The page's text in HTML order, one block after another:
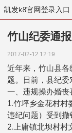
凯发k8官网登录入口
竹山纪委通
2017-02-12 12:19
近年来，竹山县各
题。日前，县纪委
一、违规操办婚丧
1.竹坪乡金花村村
违纪问题）受到撤
2.上庸镇北坝村村